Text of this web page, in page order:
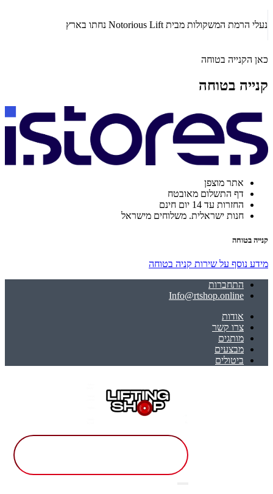
נעלי הרמת המשקולות מבית Notorious Lift נחתו בארץ
כאן הקנייה בטוחה
קנייה בטוחה
אתר מוצפן
דף התשלום מאובטח
החזרות עד 14 יום חינם
חנות ישראלית. משלוחים מישראל
קנייה בטוחה
מידע נוסף על שירות קניה בטוחה
התחברות
Info@rtshop.online
אודות
צרו קשר
מותגים
מבצעים
ביטולים